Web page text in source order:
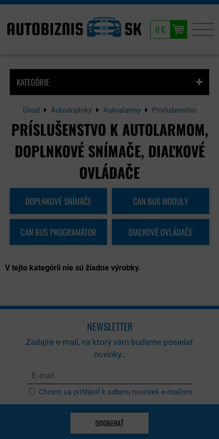
0 €
Úvod Autodoplnky Autoalarmy Príslušenstvo
PRÍSLUŠENSTVO K AUTOLARMOM,
DOPLNKOVÉ SNÍMAČE, DIAĽKOVÉ
OVLÁDAČE
KATEGÓRIE
DOPLNKOVÉ SNÍMAČE CAN BUS MODULY
CAN BUS PROGRAMÁTOR DIAĽKOVÉ OVLÁDAČE
NEWSLETTER
Zadajte e-mail, na ktorý vám budeme posielať
novinky.:
Chcem sa prihlásiť k odberu noviniek e-mailom
ODOBERAŤ